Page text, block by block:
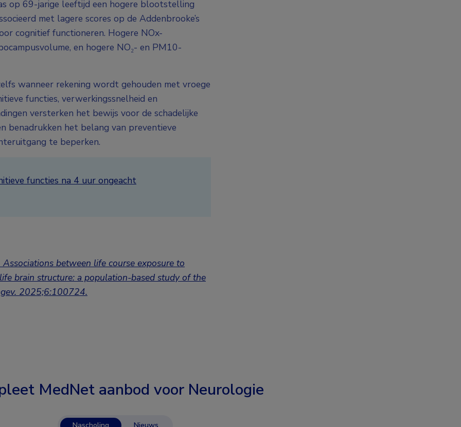
op 69-jarige leeftijd een hogere blootstelling
met lagere scores op de Addenbrooke’s
cognitief functioneren. Hogere NOx-
en hogere NO₂- en PM10-
wanneer rekening wordt gehouden met vroege
functies, verwerkingssnelheid en
versterken het bewijs voor de schadelijke
benadrukken het belang van preventieve
te beperken.
functies na 4 uur ongeacht
between life course exposure to
brain structure: a population-based study of the
2025;6:100724.
MedNet aanbod voor Neurologie